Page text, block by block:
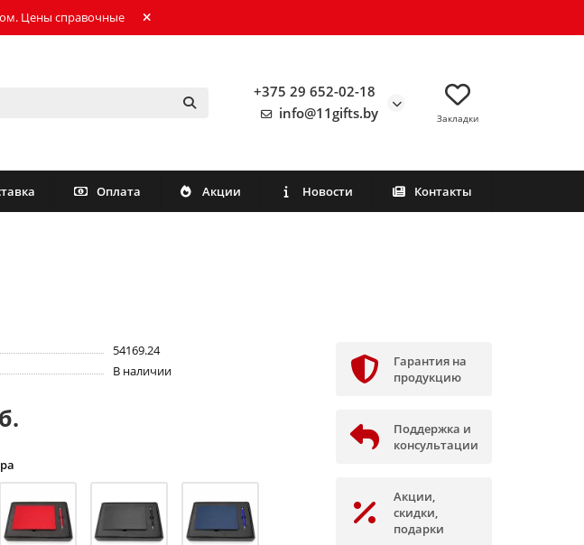
Цены справочные
+375 29 652-02-18
info@11gifts.by
Закладки
Оплата Акции Новости Контакты
54169.24
В наличии
Гарантия на
продукцию
Поддержка и
консультации
Акции,
скидки,
подарки